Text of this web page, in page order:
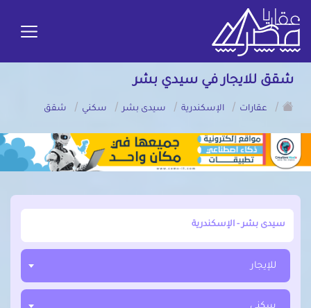
شقق للايجار في سيدي بشر
/
عقارات / الإسكندرية / سيدى بشر / سكني / شقق
أبحث عن مدينة, محافظة, حي
للإيجار